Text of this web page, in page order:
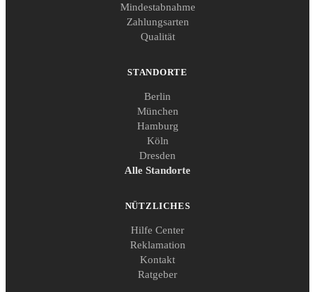
Mindestabnahme
Zahlungsarten
Qualität
STANDORTE
Berlin
München
Hamburg
Köln
Dresden
Alle Standorte
NÜTZLICHES
Hilfe Center
Reklamation
Kontakt
Ratgeber